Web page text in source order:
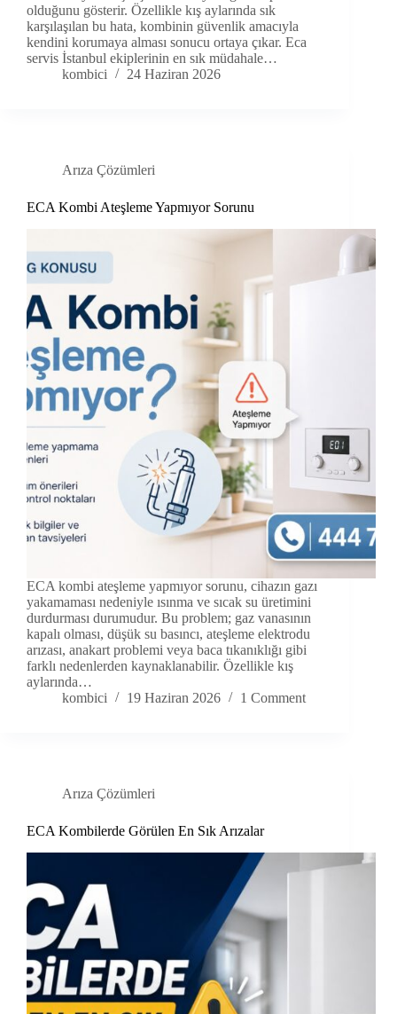
olduğunu gösterir. Özellikle kış aylarında sık
karşılaşılan bu hata, kombinin güvenlik amacıyla
kendini korumaya alması sonucu ortaya çıkar. Eca
servis İstanbul ekiplerinin en sık müdahale…
kombici
24 Haziran 2026
Arıza Çözümleri
ECA Kombi Ateşleme Yapmıyor Sorunu
ECA kombi ateşleme yapmıyor sorunu, cihazın gazı
yakamaması nedeniyle ısınma ve sıcak su üretimini
durdurması durumudur. Bu problem; gaz vanasının
kapalı olması, düşük su basıncı, ateşleme elektrodu
arızası, anakart problemi veya baca tıkanıklığı gibi
farklı nedenlerden kaynaklanabilir. Özellikle kış
aylarında…
kombici
19 Haziran 2026 1 Comment
Arıza Çözümleri
ECA Kombilerde Görülen En Sık Arızalar